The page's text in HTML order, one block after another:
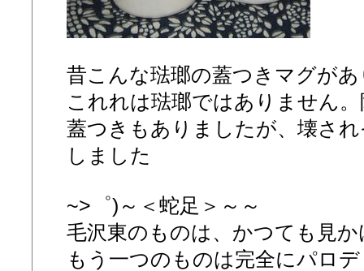
昔こんな琺瑯の蓋つきマグが
これれは琺瑯ではありません
蓋つきもありましたが、壊さ
しました
~>゜)～＜蛇足＞～～
毛沢東のものは、かつても見
もう一つのものは完全にパロ